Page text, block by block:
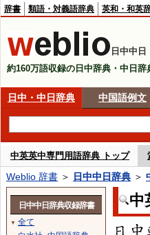
辞書 類語・対義語辞典 英和・和英
日中中日
約160万語収録の日中辞典・中日辞
日中・中日辞典 中国語例文
中英英中専門用語辞典 トップ
Weblio 辞書 ＞ 日中中日辞典 ＞
中
日中中日辞典収録辞書
▼ 全て